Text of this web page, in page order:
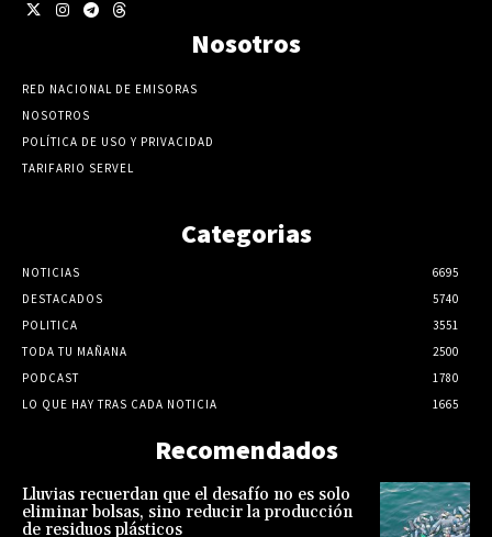
Nosotros
RED NACIONAL DE EMISORAS
NOSOTROS
POLÍTICA DE USO Y PRIVACIDAD
TARIFARIO SERVEL
Categorias
NOTICIAS
6695
DESTACADOS
5740
POLITICA
3551
TODA TU MAÑANA
2500
PODCAST
1780
LO QUE HAY TRAS CADA NOTICIA
1665
Recomendados
Lluvias recuerdan que el desafío no es solo
eliminar bolsas, sino reducir la producción
de residuos plásticos